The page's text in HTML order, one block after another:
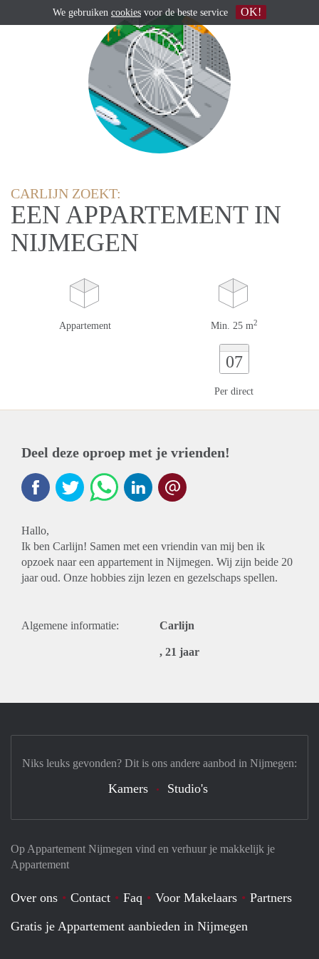
CARLIJN ZOEKT:
EEN APPARTEMENT IN
NIJMEGEN
Appartement Min. 25 m2
07
Per direct
Deel deze oproep met je vrienden!
Hallo,
Ik ben Carlijn! Samen met een vriendin van mij ben ik
opzoek naar een appartement in Nijmegen. Wij zijn beide 20
jaar oud. Onze hobbies zijn lezen en gezelschaps spellen.
Algemene informatie: Carlijn
, 21 jaar
Op Appartement Nijmegen vind en verhuur je makkelijk je
Appartement
Over ons Contact Faq Voor Makelaars
Partners
Gratis je Appartement aanbieden in Nijmegen
Niks leuks gevonden? Dit is ons andere aanbod in Nijmegen:
Kamers Studio's
We gebruiken cookies voor de beste service OK!